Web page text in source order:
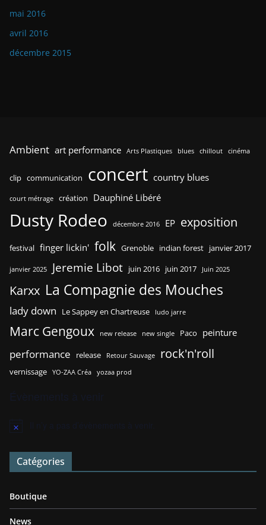
mai 2016
avril 2016
décembre 2015
Ambient art performance Arts Plastiques blues chillout cinéma
clip communication concert country blues
court métrage création Dauphiné Libéré
Dusty Rodeo décembre 2016 EP exposition
festival finger lickin' folk Grenoble indian forest janvier 2017
janvier 2025 Jeremie Libot juin 2016 juin 2017 Juin 2025
Karxx La Compagnie des Mouches
lady down Le Sappey en Chartreuse ludo jarre
Marc Gengoux new release new single Paco peinture
performance release Retour Sauvage rock'n'roll
vernissage YO-ZAA Créa yozaa prod
N
t
c
Catégories
Boutique
News